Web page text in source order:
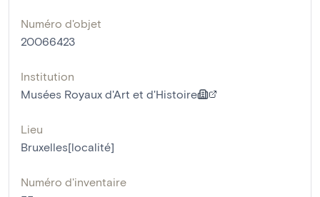
Numéro d'objet
20066423
Institution
Musées Royaux d'Art et d'Histoire
Lieu
Bruxelles[localité]
Numéro d'inventaire